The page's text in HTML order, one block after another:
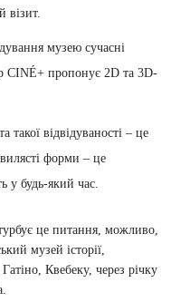
візит.
музею сучасні
CINÉ+ пропонує 2D та 3D-
відвідуваності – це
форми – це
у будь-який час.
це питання, можливо,
музей історії,
Квебеку, через річку